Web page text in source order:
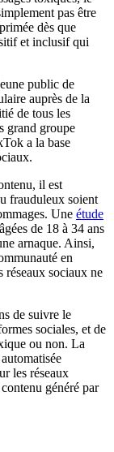
pas être
dès que
et inclusif qui
public de
auprès de la
de tous les
grand groupe
a la base
il est
frauduleux soient
Une étude
de 18 à 34 ans
arnaque. Ainsi,
en
réseaux sociaux ne
de suivre le
sociales, et de
ou non. La
les réseaux
généré par